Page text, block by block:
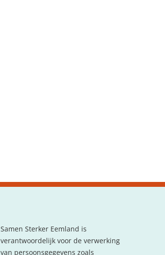
Samen Sterker Eemland is
verantwoordelijk voor de verwerking
van persoonsgegevens zoals